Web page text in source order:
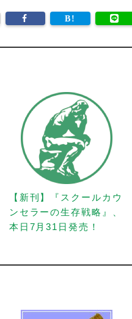
【新刊】『スクールカウ
ンセラーの生存戦略』、
本日7月31日発売！